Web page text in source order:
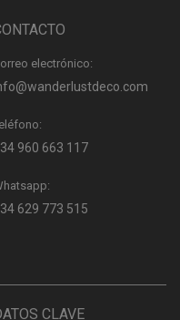
electrónico:
960 663 117
629 773 515
CLAVE